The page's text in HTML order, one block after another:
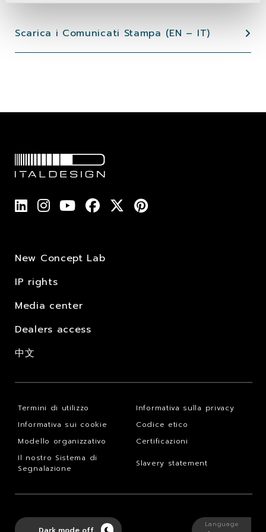
Scarica i Comunicati Stampa (EN – IT)
New Concept Lab
IP rights
Media center
Dealers access
中文
Termini di utilizzo
Informativa sulla privacy
Informativa sui cookie
Codice etico
Modello organizzativo
Certificazioni
Il nostro Sistema di
Segnalazione
Slavery statement
Language